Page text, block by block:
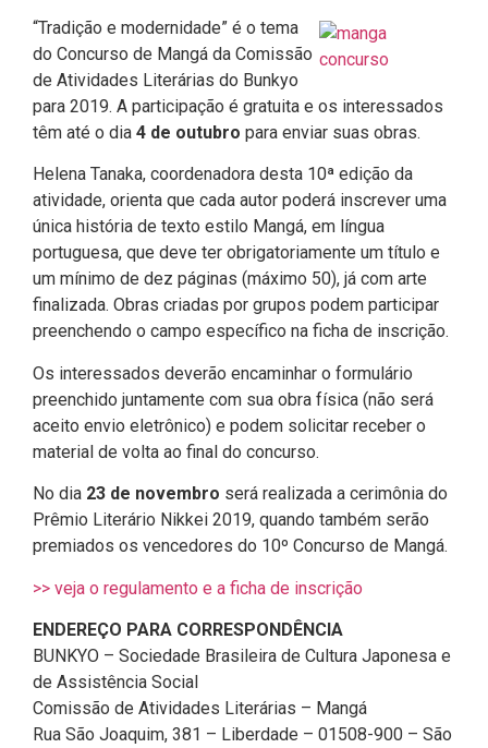
“Tradição e modernidade” é o tema
do Concurso de Mangá da Comissão
de Atividades Literárias do Bunkyo
para 2019. A participação é gratuita e os interessados
têm até o dia 4 de outubro para enviar suas obras.
Helena Tanaka, coordenadora desta 10ª edição da
atividade, orienta que cada autor poderá inscrever uma
única história de texto estilo Mangá, em língua
portuguesa, que deve ter obrigatoriamente um título e
um mínimo de dez páginas (máximo 50), já com arte
finalizada. Obras criadas por grupos podem participar
preenchendo o campo específico na ficha de inscrição.
Os interessados deverão encaminhar o formulário
preenchido juntamente com sua obra física (não será
aceito envio eletrônico) e podem solicitar receber o
material de volta ao final do concurso.
No dia 23 de novembro será realizada a cerimônia do
Prêmio Literário Nikkei 2019, quando também serão
premiados os vencedores do 10º Concurso de Mangá.
>> veja o regulamento e a ficha de inscrição
ENDEREÇO PARA CORRESPONDÊNCIA
BUNKYO – Sociedade Brasileira de Cultura Japonesa e
de Assistência Social
Comissão de Atividades Literárias – Mangá
Rua São Joaquim, 381 – Liberdade – 01508-900 – São